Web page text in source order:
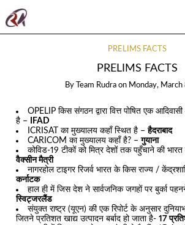
PRELIMS FACTS
PRELIMS FACTS
By Team Rudra on Monday, March
OPELIP किस संगठन द्वारा वित्त पोषित एक
है –
IFAD
ICRISAT का मुख्यालय कहाँ स्थित है –हैदराबाद
CARICOM का मुख्यालय कहाँ है? –गुयाना
कोविड-19 टीकों को मित्र देशों तक पहुँचाने की
वैक्सीन मैत्री
नागरहोल टाइगर रिजर्व भारत के किस राज्य /
कर्नाटक
हाल ही में जिस देश ने सार्वजनिक जगहों पर बुर्का
स्विट्जरलैंड
संयुक्त राष्ट्र (यूएन) की एक रिपोर्ट के अनुसार
जितने प्रतिशत खाद्य उत्पादन बर्बाद हो जाता है-17